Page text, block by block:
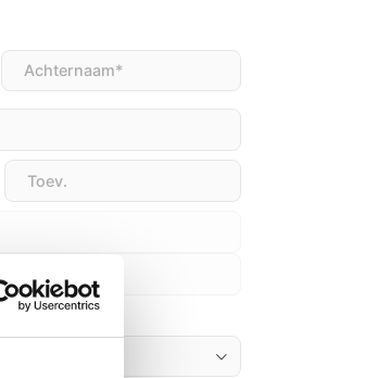
Achternaam (Vereist)